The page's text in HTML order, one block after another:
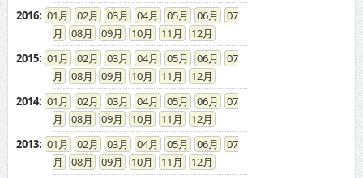
2016: 01 02 03 04 05 06
07
08
09 10 11
12
2015: 01 02 03 04 05 06
07
08
09 10 11
12
2014: 01 02 03 04 05 06
07
08
09 10 11
12
2013: 01 02 03 04 05 06
07
08
09 10 11
12